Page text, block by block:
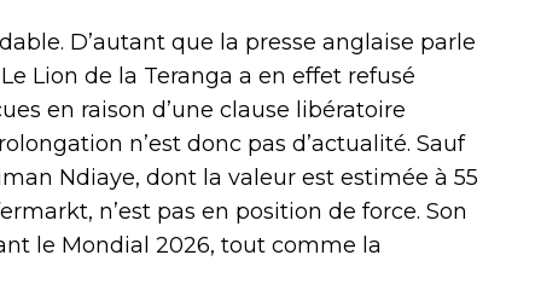
D’autant que la presse anglaise parle
Lion de la Teranga a en effet refusé
en raison d’une clause libératoire
n’est donc pas d’actualité. Sauf
Ndiaye, dont la valeur est estimée à 55
n’est pas en position de force. Son
le Mondial 2026, tout comme la